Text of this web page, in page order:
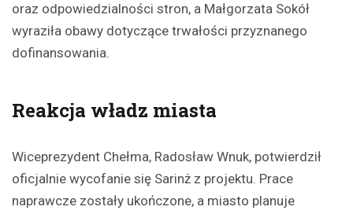
oraz odpowiedzialności stron, a Małgorzata Sokół
wyraziła obawy dotyczące trwałości przyznanego
dofinansowania.
Reakcja władz miasta
Wiceprezydent Chełma, Radosław Wnuk, potwierdził
oficjalnie wycofanie się Sarinż z projektu. Prace
naprawcze zostały ukończone, a miasto planuje